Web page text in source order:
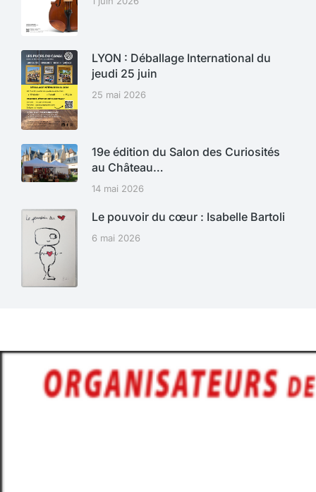
LYON : Déballage International du
jeudi 25 juin
25 mai 2026
19e édition du Salon des Curiosités
au Château…
14 mai 2026
Le pouvoir du cœur : Isabelle Bartoli
6 mai 2026